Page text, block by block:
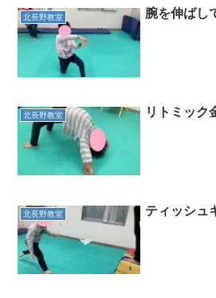
北長野教室 腕を伸ばし
北長野教室 リトミック
北長野教室 ティッシュ